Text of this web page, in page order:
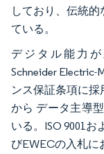
しており、伝統
ている。
デジタル能力
Schneider
ンス保証条項に
から データ主導
いる。ISO 9001お
びEWECの入札に